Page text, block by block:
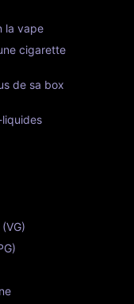
la vape
cigarette
de sa box